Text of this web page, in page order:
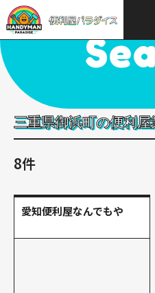
便利屋パラダイス > 探す
三重県御浜町の便利屋
8件
愛知便利屋なんでもや